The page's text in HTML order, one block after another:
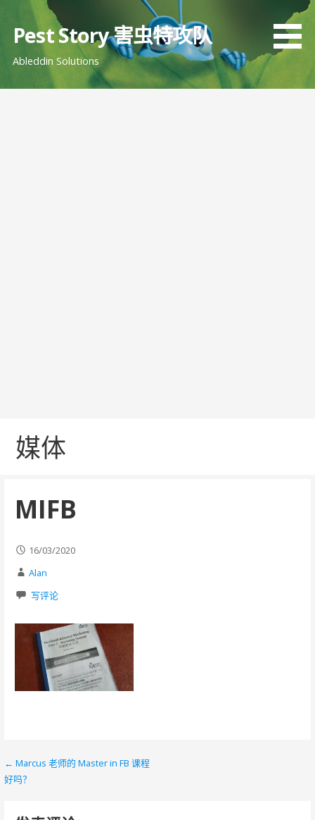
Pest Story 害虫特攻队
Ableddin Solutions
媒体
MIFB
16/03/2020
Alan
写评论
文
← Marcus 老师的 Master in FB 课程
好吗？